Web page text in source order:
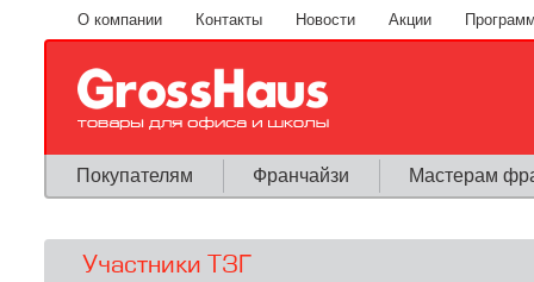
Перейти к основному содержанию
О компании Контакты Новости Акции
Покупателям Франчайзи Мастерам
Участники ТЗГ